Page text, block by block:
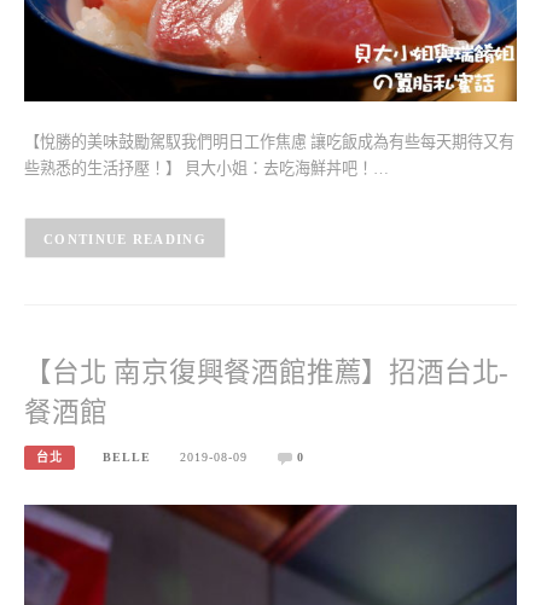
【悅勝的美味鼓勵駕馭我們明日工作焦慮 讓吃飯成為有些每天期待又有
些熟悉的生活抒壓！】 貝大小姐：去吃海鮮丼吧！…
CONTINUE READING
【台北 南京復興餐酒館推薦】招酒台北-
餐酒館
台北 BELLE 2019-08-09 0